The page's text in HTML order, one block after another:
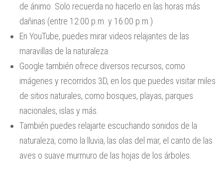
de ánimo. Solo recuerda no hacerlo en las horas más
dañinas (entre 12:00 p.m. y 16:00 p.m.)
En YouTube, puedes mirar videos relajantes de las
maravillas de la naturaleza.
Google también ofrece diversos recursos, como
imágenes y recorridos 3D, en los que puedes visitar miles
de sitios naturales, como bosques, playas, parques
nacionales, islas y más.
También puedes relajarte escuchando sonidos de la
naturaleza, como la lluvia, las olas del mar, el canto de las
aves o suave murmuro de las hojas de los árboles.